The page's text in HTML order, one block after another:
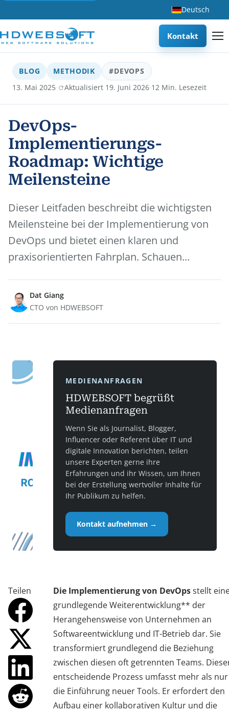
Deutsch
Kontakt
BLOG METHODIK
#DEVOPS
13. Mai 2025· Aktualisiert 19. Juni 2026·12 Min. Lesezeit
DevOps-
Implementierungs-
Roadmap: Wichtige
Meilensteine
Dieser Leitfaden beschreibt die wichtigsten
Meilensteine bei der Implementierung von
DevOps und bietet einen klaren und
praxisorientierten Fahrplan. Schauen...
Dat Giang
CTO von HDWEBSOFT
MEDIENANFRAGEN
HDWEBSOFT begrüßt
Medienanfragen
Wenn Sie als Journalist, Blogger,
Influencer oder Referent über IT und
digitale Innovation berichten, teilen
unsere Experten gerne ihre
Erfahrungen und ihr Wissen, um Ihnen
bei der Erstellung wertvoller Inhalte für
Ihr Publikum zu helfen.
Kontakt aufnehmen →
Teilen Die Implementierung von DevOpsstellt
grundlegende Weiterentwicklung** der
Herangehensweise von Unternehmen an
Softwareentwicklung und IT-Betrieb dar. Sie
transformiert grundlegend die Beziehung
zwischen diesen oft getrennten Teams.
entscheidende Prozess umfasst mehr als nur
die Einführung neuer Tools. Er erfordert den
Aufbau einer kollaborativen Kultur und die